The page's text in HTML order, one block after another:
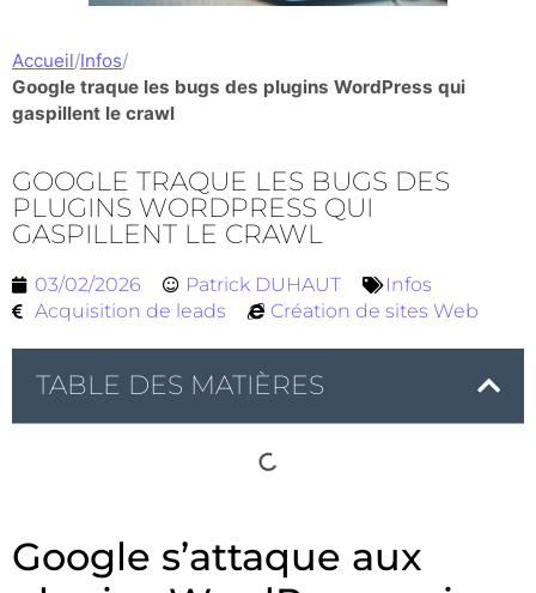
Accueil/Infos/
Google traque les bugs des plugins WordPress qui
gaspillent le crawl
GOOGLE TRAQUE LES BUGS DES
PLUGINS WORDPRESS QUI
GASPILLENT LE CRAWL
03/02/2026 Patrick DUHAUT
Infos
Acquisition de leads
Création de sites Web
TABLE DES MATIÈRES
Google s’attaque aux